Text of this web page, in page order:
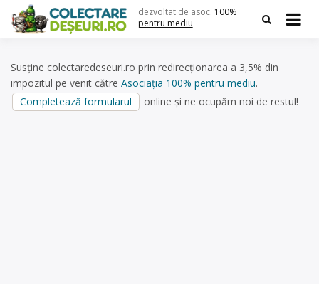
content
dezvoltat de asoc. 100%
pentru mediu
Susține colectaredeseuri.ro prin redirecționarea a 3,5% din
impozitul pe venit către Asociația 100% pentru mediu.
Completează formularul
online și ne ocupăm noi de restul!